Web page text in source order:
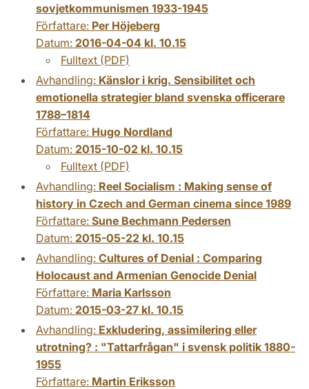
sovjetkommunismen 1933-1945
Författare: Per Höjeberg
Datum: 2016-04-04 kl. 10.15
Fulltext (PDF)
Avhandling: Känslor i krig. Sensibilitet och
emotionella strategier bland svenska officerare
1788–1814
Författare: Hugo Nordland
Datum: 2015-10-02 kl. 10.15
Fulltext (PDF)
Avhandling: Reel Socialism : Making sense of
history in Czech and German cinema since 1989
Författare: Sune Bechmann Pedersen
Datum: 2015-05-22 kl. 10.15
Avhandling: Cultures of Denial : Comparing
Holocaust and Armenian Genocide Denial
Författare: Maria Karlsson
Datum: 2015-03-27 kl. 10.15
Avhandling: Exkludering, assimilering eller
utrotning? : "Tattarfrågan" i svensk politik 1880-
1955
Författare: Martin Eriksson